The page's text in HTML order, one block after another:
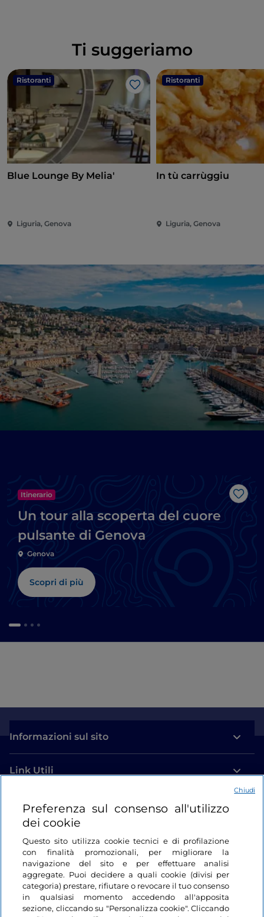
Ti suggeriamo
Ristoranti
Like
Blue Lounge By Melia'
Liguria, Genova
Ristoranti
In tù carrùggiu
Liguria, Genova
Like
Itinerario
Un tour alla scoperta del cuore
pulsante di Genova
Genova
Scopri di più
Informazioni sul sito
Link Utili
Login
Restiamo in contatto
Preferenza sul consenso all'utilizzo
dei cookie
Questo sito utilizza cookie tecnici e di profilazione
con finalità promozionali, per migliorare la
navigazione del sito e per effettuare analisi
aggregate. Puoi decidere a quali cookie (divisi per
categoria) prestare, rifiutare o revocare il tuo consenso
in qualsiasi momento accedendo all'apposita
sezione, cliccando su "Personalizza cookie". Cliccando
Chiudi